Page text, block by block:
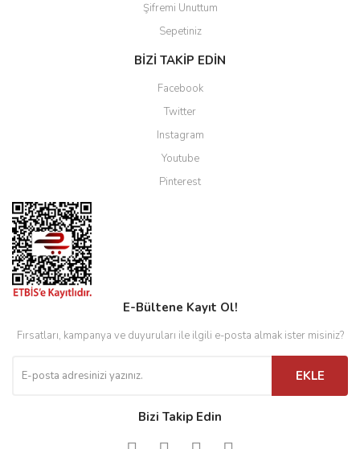
Şifremi Unuttum
Sepetiniz
BİZİ TAKİP EDİN
Facebook
Twitter
Instagram
Youtube
Pinterest
E-Bültene Kayıt Ol!
Fırsatları, kampanya ve duyuruları ile ilgili e-posta almak ister misiniz?
EKLE
Bizi Takip Edin